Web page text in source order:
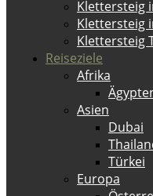
Klettersteig
Klettersteig
Klettersteig
Reiseziele
Afrika
Asien
Dubai
Türkei
Europa